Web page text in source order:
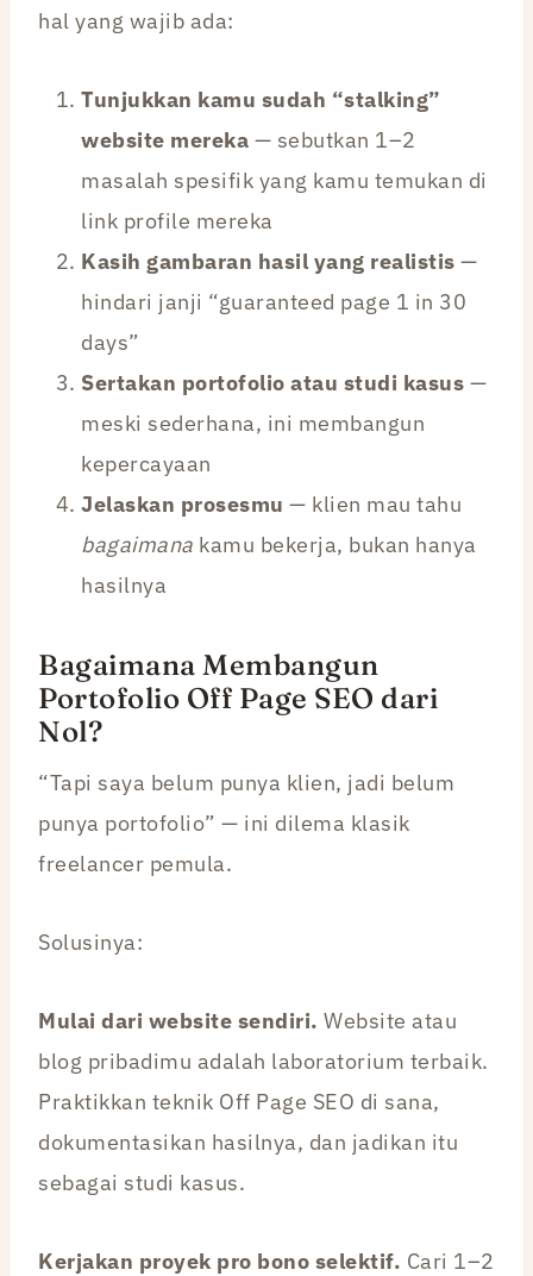
hal yang wajib ada:
Tunjukkan kamu sudah “stalking”
website mereka — sebutkan 1–2
masalah spesifik yang kamu temukan di
link profile mereka
Kasih gambaran hasil yang realistis —
hindari janji “guaranteed page 1 in 30
days”
Sertakan portofolio atau studi kasus —
meski sederhana, ini membangun
kepercayaan
Jelaskan prosesmu — klien mau tahu
bagaimana kamu bekerja, bukan hanya
hasilnya
Bagaimana Membangun
Portofolio Off Page SEO dari
Nol?
“Tapi saya belum punya klien, jadi belum
punya portofolio” — ini dilema klasik
freelancer pemula.
Solusinya:
Mulai dari website sendiri. Website atau
blog pribadimu adalah laboratorium terbaik.
Praktikkan teknik Off Page SEO di sana,
dokumentasikan hasilnya, dan jadikan itu
sebagai studi kasus.
Kerjakan proyek pro bono selektif. Cari 1–2